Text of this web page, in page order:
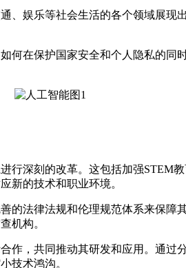
娱乐等社会生活的各个领域展
如何在保护国家安全和个人隐私的同
深刻的改革。这包括加强STEM
新的技术和职业环境。
法律法规和伦理规范体系来保
机构。
作，共同推动其研发和应用。通
技术鸿沟。